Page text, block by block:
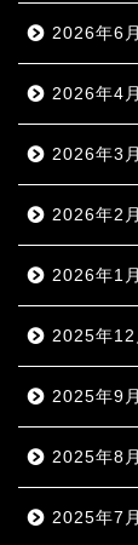
2026年6月
2026年4月
2026年3月
2026年2月
2026年1月
2025年12
2025年9月
2025年8月
2025年7月